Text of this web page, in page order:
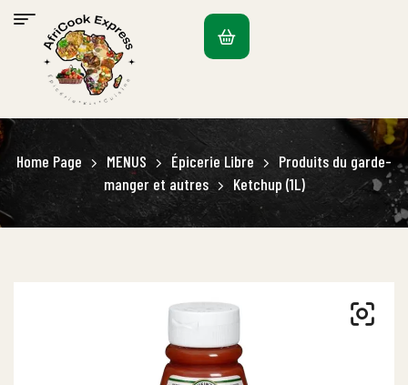
Home Page MENUS Épicerie Libre
Produits du garde-
manger et autres
Ketchup (1L)